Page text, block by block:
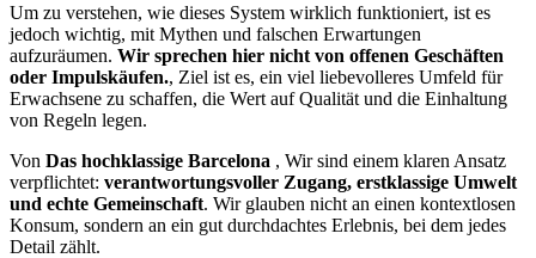
Um zu verstehen, wie dieses System wirklich funktioniert, ist es
jedoch wichtig, mit Mythen und falschen Erwartungen
aufzuräumen. Wir sprechen hier nicht von offenen Geschäften
oder Impulskäufen., Ziel ist es, ein viel liebevolleres Umfeld für
Erwachsene zu schaffen, die Wert auf Qualität und die Einhaltung
von Regeln legen.
Von Das hochklassige Barcelona , Wir sind einem klaren Ansatz
verpflichtet: verantwortungsvoller Zugang, erstklassige Umwelt
und echte Gemeinschaft. Wir glauben nicht an einen kontextlosen
Konsum, sondern an ein gut durchdachtes Erlebnis, bei dem jedes
Detail zählt.